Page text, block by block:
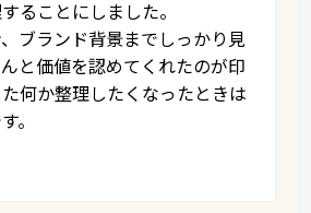
ることにしました。
ブランド背景までしっかり見
と価値を認めてくれたのが印
何か整理したくなったときは
。